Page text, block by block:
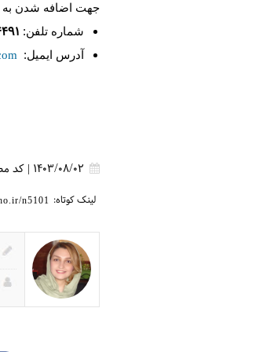
جهت اضافه شدن به
شماره تلفن:
آدرس ایمیل:
1403/08/02
| کد
لینک کوتاه: n5101